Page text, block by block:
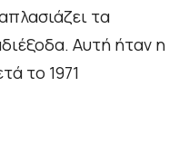
τα
Αυτή ήταν η
το 1971